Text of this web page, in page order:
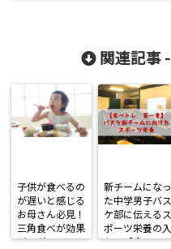
関連記事 -
子供が食べるの
が遅いと感じる
お母さん必見！
三角食べが効果
バツグン
新チームになっ
た中学男子バス
ケ部に伝えるス
ポーツ栄養の入
り口【食べト